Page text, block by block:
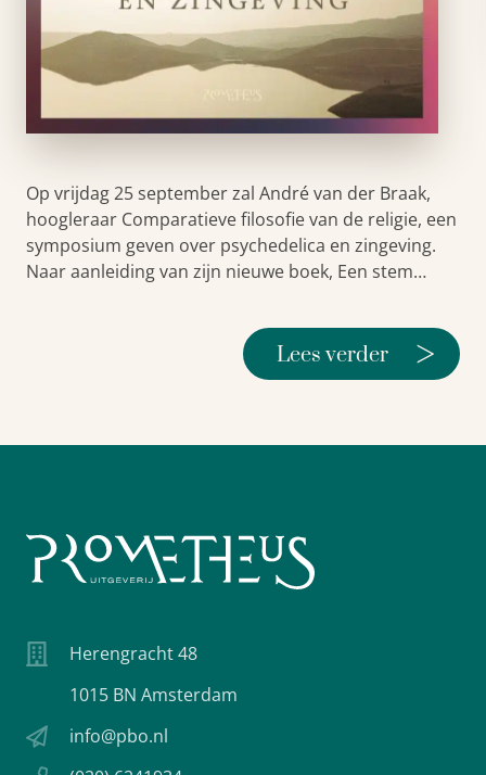
Op vrijdag 25 september zal André van der Braak,
hoogleraar Comparatieve filosofie van de religie, een
symposium geven over psychedelica en zingeving.
Naar aanleiding van zijn nieuwe boek, Een stem…
Lees verder >
Herengracht 48
1015 BN Amsterdam
info@pbo.nl